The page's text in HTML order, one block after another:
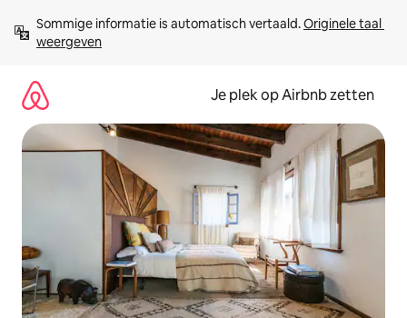
direct
naar
Sommige informatie is automatisch vertaald. Originele taal
weergeven
Je plek op Airbnb zetten